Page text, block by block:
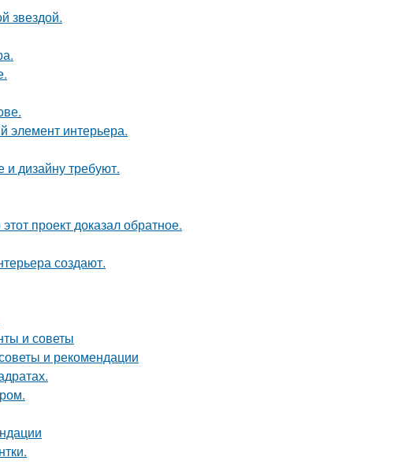
звездой.
элемент интерьера.
и дизайну требуют.
проект доказал обратное.
создают.
и советы
и рекомендации